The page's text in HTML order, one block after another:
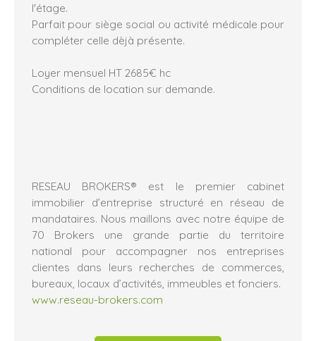
l'étage.
Parfait pour siège social ou activité médicale pour
compléter celle dèjà présente.
Loyer mensuel HT 2685€ hc
Conditions de location sur demande.
RESEAU BROKERS® est le premier cabinet
immobilier d’entreprise structuré en réseau de
mandataires. Nous maillons avec notre équipe de
70 Brokers une grande partie du territoire
national pour accompagner nos entreprises
clientes dans leurs recherches de commerces,
bureaux, locaux d’activités, immeubles et fonciers.
www.reseau-brokers.com